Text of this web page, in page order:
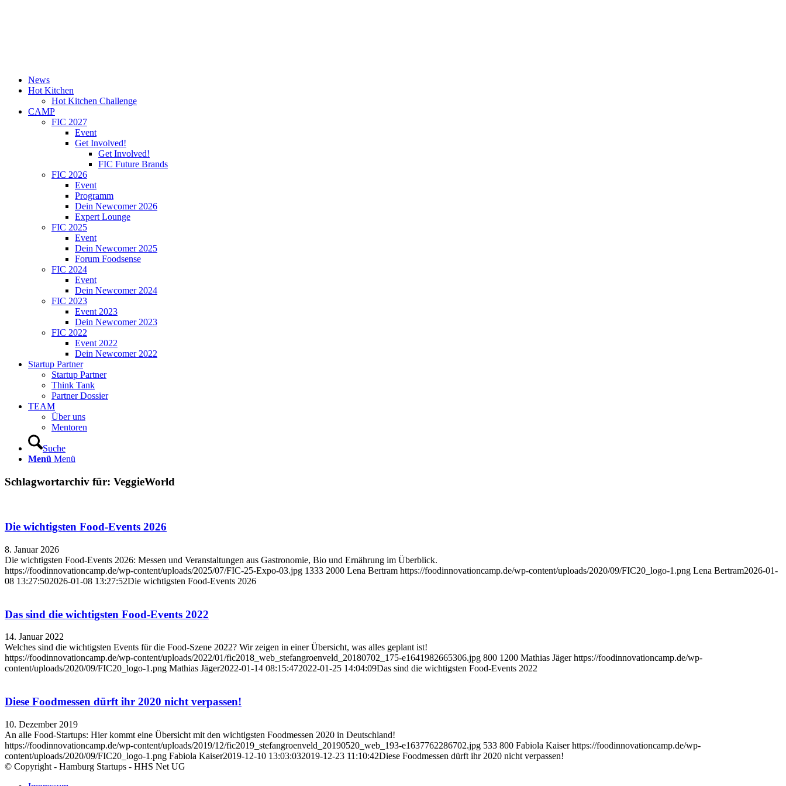
News
Hot Kitchen
Hot Kitchen Challenge
CAMP
FIC 2027
Event
Get Involved!
Get Involved!
FIC Future Brands
FIC 2026
Event
Programm
Dein Newcomer 2026
Expert Lounge
FIC 2025
Event
Dein Newcomer 2025
Forum Foodsense
FIC 2024
Event
Dein Newcomer 2024
FIC 2023
Event 2023
Dein Newcomer 2023
FIC 2022
Event 2022
Dein Newcomer 2022
Startup Partner
Startup Partner
Think Tank
Partner Dossier
TEAM
Über uns
Mentoren
Suche
Menü Menü
Schlagwortarchiv für: VeggieWorld
Die wichtigsten Food-Events 2026
8. Januar 2026
Die wichtigsten Food-Events 2026: Messen und Veranstaltungen aus Gastronomie, Bio und Ernährung im Überblick.
https://foodinnovationcamp.de/wp-content/uploads/2025/07/FIC-25-Expo-03.jpg 1333 2000 Lena Bertram https://foodinnovationcamp.de/wp-content/uploads/2020/09/FIC20_logo-1.png Lena Bertram2026-01-
08 13:27:502026-01-08 13:27:52Die wichtigsten Food-Events 2026
Das sind die wichtigsten Food-Events 2022
14. Januar 2022
Welches sind die wichtigsten Events für die Food-Szene 2022? Wir zeigen in einer Übersicht, was alles geplant ist!
https://foodinnovationcamp.de/wp-content/uploads/2022/01/fic2018_web_stefangroenveld_20180702_175-e1641982665306.jpg 800 1200 Mathias Jäger https://foodinnovationcamp.de/wp-
content/uploads/2020/09/FIC20_logo-1.png Mathias Jäger2022-01-14 08:15:472022-01-25 14:04:09Das sind die wichtigsten Food-Events 2022
Diese Foodmessen dürft ihr 2020 nicht verpassen!
10. Dezember 2019
An alle Food-Startups: Hier kommt eine Übersicht mit den wichtigsten Foodmessen 2020 in Deutschland!
https://foodinnovationcamp.de/wp-content/uploads/2019/12/fic2019_stefangroenveld_20190520_web_193-e1637762286702.jpg 533 800 Fabiola Kaiser https://foodinnovationcamp.de/wp-
content/uploads/2020/09/FIC20_logo-1.png Fabiola Kaiser2019-12-10 13:03:032019-12-23 11:10:42Diese Foodmessen dürft ihr 2020 nicht verpassen!
© Copyright - Hamburg Startups - HHS Net UG